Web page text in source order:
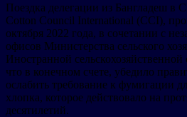
Поездка делегации из Бангладеш в
Cotton Council International (CCI),
октября 2022 года, в сочетании с
офисов Министерства сельского
Иностранной
что в конечном счете, убедило
ослабить требование к фумигации
хлопка, которое действовало на
десятилетий.